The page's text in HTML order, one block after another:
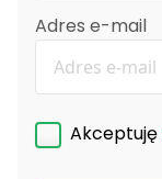
Adres e-mail
Akceptuję